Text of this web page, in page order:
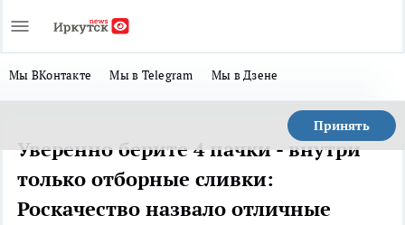
Мы ВКонтакте Мы в Telegram Мы в Дзене
Принять
Уверенно берите 4 пачки - внутри
только отборные сливки:
Роскачество назвало отличные